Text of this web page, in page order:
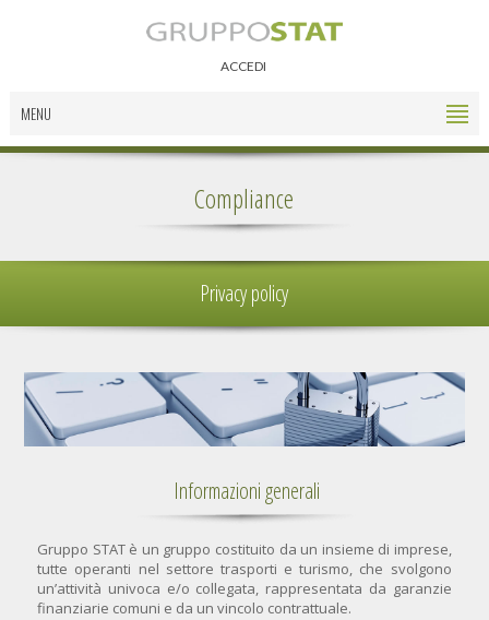
ACCEDI
MENU
Compliance
Privacy policy
Informazioni generali
Gruppo STAT è un gruppo costituito da un insieme di imprese,
tutte operanti nel settore trasporti e turismo, che svolgono
un’attività univoca e/o collegata, rappresentata da garanzie
finanziarie comuni e da un vincolo contrattuale.